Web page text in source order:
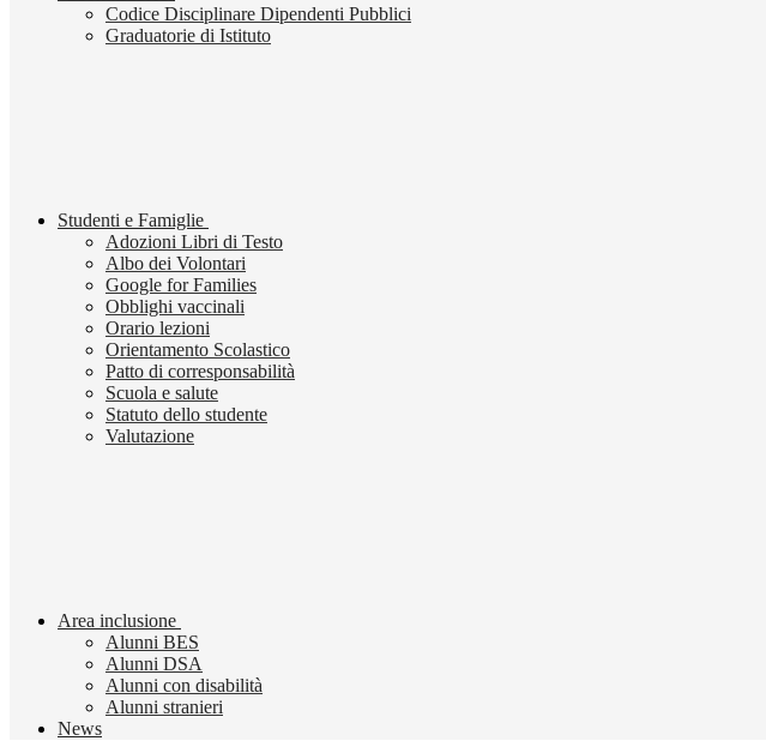
Codice Disciplinare Dipendenti Pubblici
Graduatorie di Istituto
Studenti e Famiglie
Adozioni Libri di Testo
Albo dei Volontari
Google for Families
Obblighi vaccinali
Orario lezioni
Orientamento Scolastico
Patto di corresponsabilità
Scuola e salute
Statuto dello studente
Valutazione
Area inclusione
Alunni BES
Alunni DSA
Alunni con disabilità
Alunni stranieri
News